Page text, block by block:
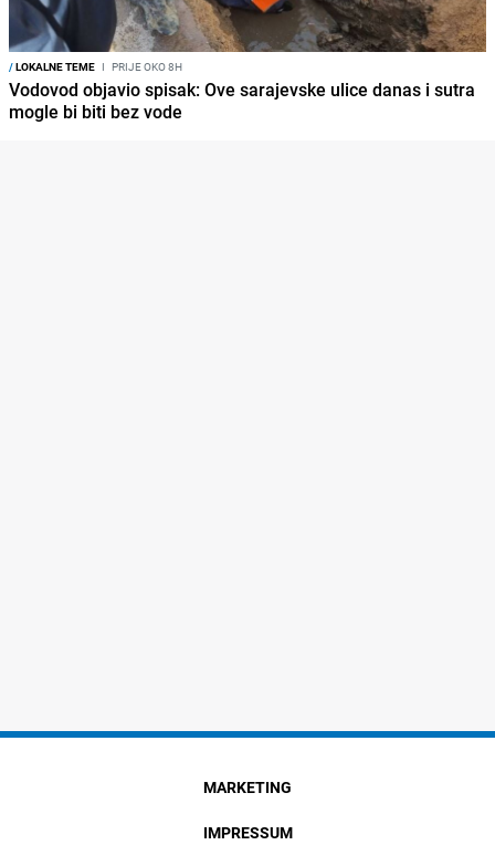
/LOKALNE TEME I PRIJE OKO 8H
Vodovod objavio spisak: Ove sarajevske ulice danas i sutra
mogle bi biti bez vode
MARKETING
IMPRESSUM